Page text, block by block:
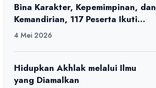
Bina Karakter, Kepemimpinan, dan
Kemandirian, 117 Peserta Ikuti
Alfaro Camp di MAN 1 Darussalam
4 Mei 2026
Hidupkan Akhlak melalui Ilmu
yang Diamalkan